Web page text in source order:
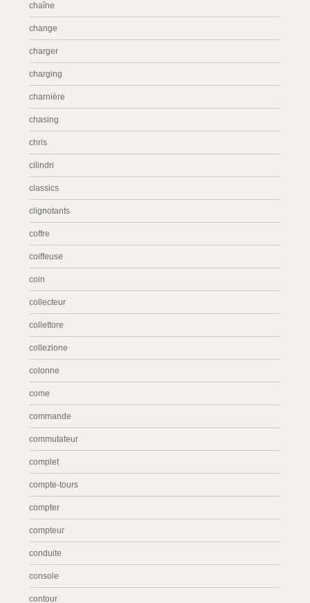
chaîne
change
charger
charging
charnière
chasing
chris
cilindri
classics
clignotants
coffre
coiffeuse
coin
collecteur
collettore
collezione
colonne
come
commande
commutateur
complet
compte-tours
compter
compteur
conduite
console
contour